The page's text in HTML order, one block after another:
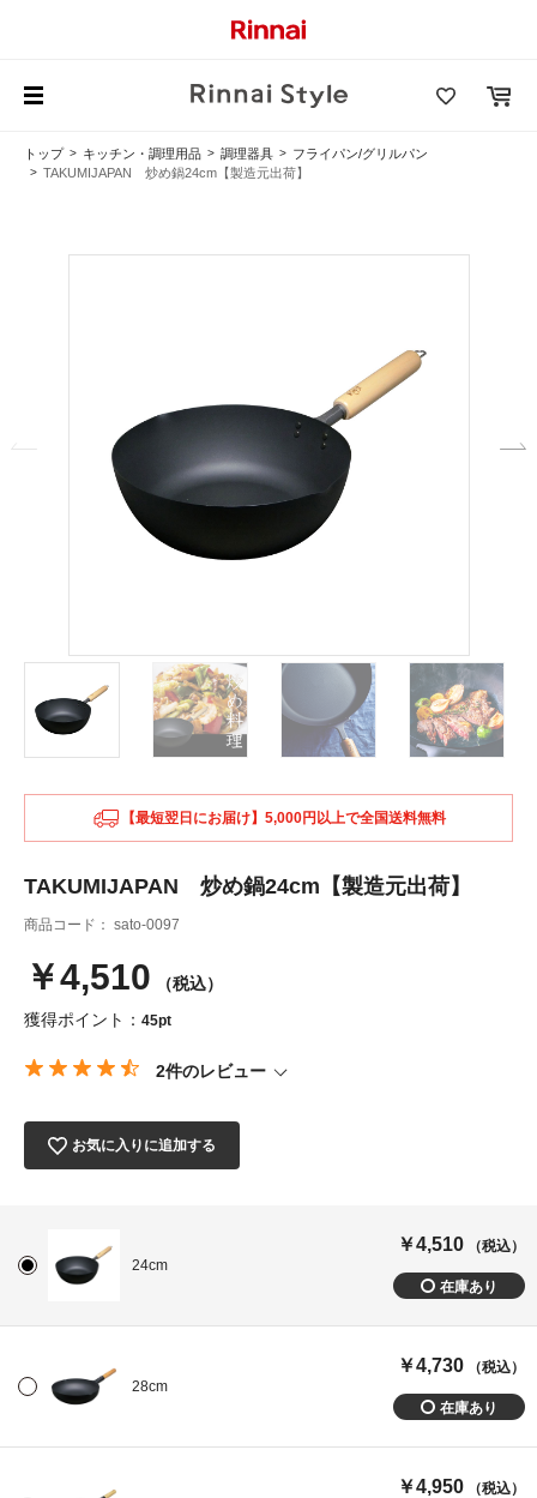
トップ キッチン・調理用品 調理器具
フライパン/グリルパン
TAKUMIJAPAN 炒め鍋24cm【製造元出荷】
【最短翌日にお届け】5,000円以上で全国送料無料
TAKUMIJAPAN 炒め鍋24cm【製造元出荷】
商品コード： sato-0097
￥4,510 （税込）
獲得ポイント： 45pt
2件のレビュー
お気に入りに追加する
24cm
￥4,510 （税込）
28cm
￥4,730 （税込）
￥4,950 （税込）